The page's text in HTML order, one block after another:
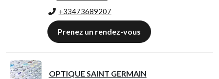
+33473689207
Prenez un rendez-vous
OPTIQUE SAINT GERMAIN